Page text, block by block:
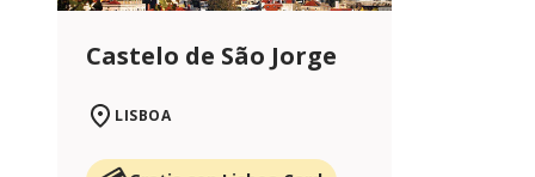
Castelo de São Jorge
LISBOA